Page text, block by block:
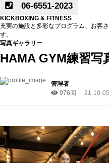
06-6551-2023
KICKBOXING & FITNESS
充実の施設と多彩なプログラム、お客
す。
写真ギャラリー
HAMA GYM練習写
管理者
976回
21-10-